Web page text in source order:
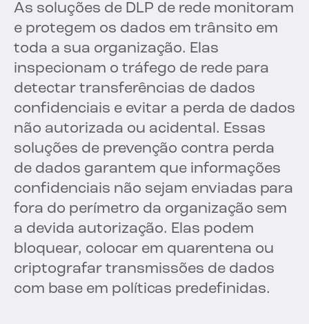
As soluções de DLP de rede monitoram
e protegem os dados em trânsito em
toda a sua organização. Elas
inspecionam o tráfego de rede para
detectar transferências de dados
confidenciais e evitar a perda de dados
não autorizada ou acidental. Essas
soluções de prevenção contra perda
de dados garantem que informações
confidenciais não sejam enviadas para
fora do perímetro da organização sem
a devida autorização. Elas podem
bloquear, colocar em quarentena ou
criptografar transmissões de dados
com base em políticas predefinidas.